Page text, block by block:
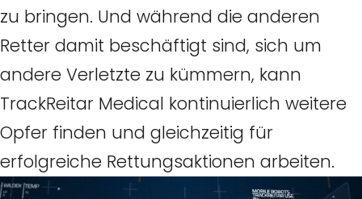
zu bringen. Und während die anderen
Retter damit beschäftigt sind, sich um
andere Verletzte zu kümmern, kann
TrackReitar Medical kontinuierlich weitere
Opfer finden und gleichzeitig für
erfolgreiche Rettungsaktionen arbeiten.